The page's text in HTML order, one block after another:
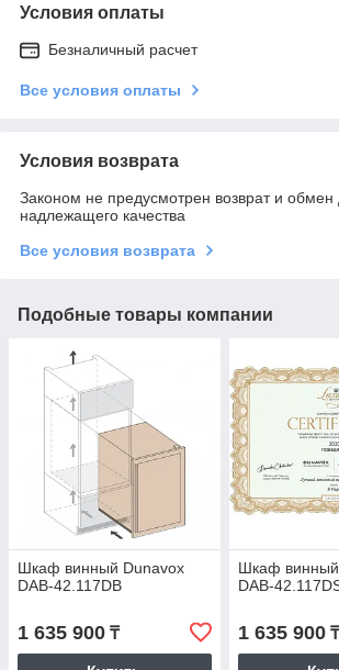
Условия оплаты
Безналичный расчет
Все условия оплаты
Условия возврата
Законом не предусмотрен возврат и обмен
надлежащего качества
Все условия возврата
Подобные товары компании
Шкаф винный Dunavox
DAB-42.117DB
1 635 900 ₸
Шкаф
DAB-
1 635 900₸